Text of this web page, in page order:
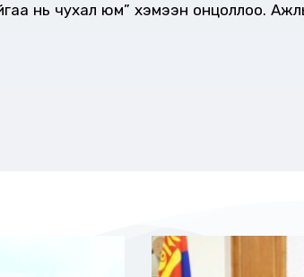
нь чухал юм” хэмээн онцоллоо.